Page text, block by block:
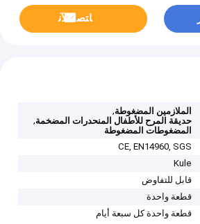
ﺎﺘﺼﻟ ﺍﻶﻧ
الملازمين المضغوطة,
حديقة المرح للأطفال المنحدرات المضخمة,
المضغوطات المضغوطة
CE, EN14960, SGS
Kule
قابل للتفاوض
قطعة واحدة
قطعة واحدة كل سبعة أيام